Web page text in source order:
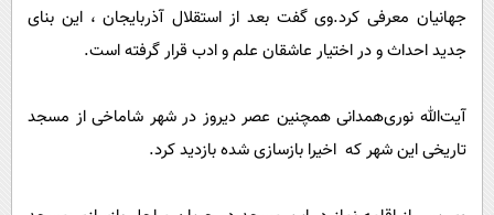
فرهنگی
بین الملل
جهانیان معرفی کرد.وی گفت بعد از استقلال آذربایجان ، این بنای
جدید احداث و در اختیار عاشقان علم و ادب قرار گرفته است.
آیت‌الله‌ نوری‌همدانی همچنین عصر دیروز در شهر شاماخی از مسجد
تاریخی این شهر که اخیرا بازسازی شده بازدید کرد.